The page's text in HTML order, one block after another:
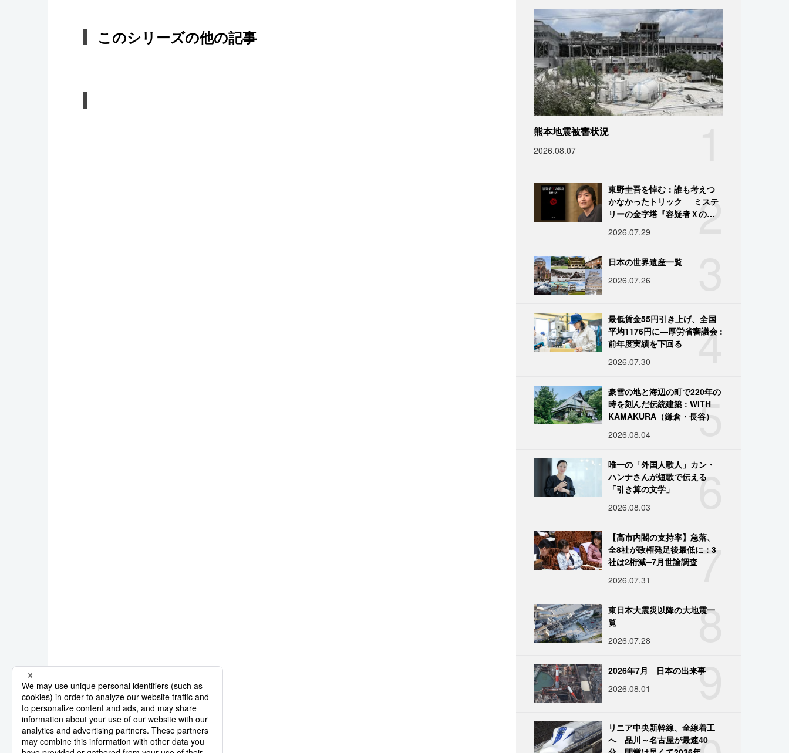
このシリーズの他の記事
熊本地震被害状況
2026.08.07
2
東野圭吾を悼む：誰も考えつ
かなかったトリック──ミステ
リーの金字塔『容疑者Ｘの献
2026.07.29
日本の世界遺産一覧
2026.07.26
4
最低賃金55円引き上げ、全国
平均1176円に―厚労省審議会 :
前年度実績を下回る
2026.07.30
5
豪雪の地と海辺の町で220年の
時を刻んだ伝統建築 : WITH
KAMAKURA（鎌倉・長谷）
2026.08.04
6
唯一の「外国人歌人」カン・
ハンナさんが短歌で伝える
「引き算の文学」
2026.08.03
7
【高市内閣の支持率】急落、
全8社が政権発足後最低に：3
社は2桁減─7月世論調査
2026.07.31
8
東日本大震災以降の大地震一
覧
2026.07.28
9
2026年7月 日本の出来事
2026.08.01
リニア中央新幹線、全線着工
へ 品川～名古屋が最速40